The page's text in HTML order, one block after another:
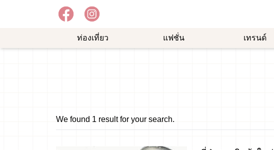
ท่องเที่ยว แฟชั่น เทรนด์
We found 1 result for your search.